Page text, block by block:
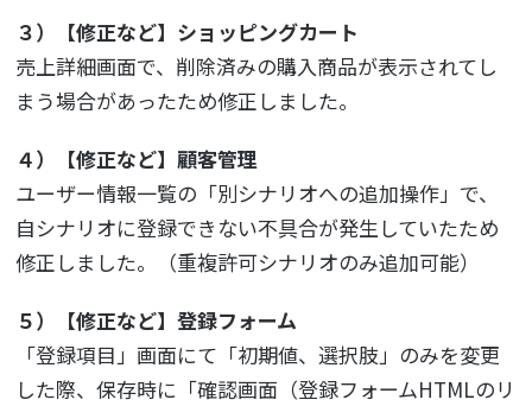
３）【修正など】ショッピングカート
売上詳細画面で、削除済みの購入商品が表示されてし
まう場合があったため修正しました。
４）【修正など】顧客管理
ユーザー情報一覧の「別シナリオへの追加操作」で、
自シナリオに登録できない不具合が発生していたため
修正しました。（重複許可シナリオのみ追加可能）
５）【修正など】登録フォーム
「登録項目」画面にて「初期値、選択肢」のみを変更
した際、保存時に「確認画面（登録フォームHTMLのリ